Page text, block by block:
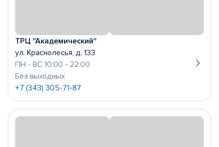
ТРЦ "Академический"
ул. Краснолесья, д. 133
ПН - ВС 10:00 - 22:00
Без выходных
+7 (343) 305-71-87